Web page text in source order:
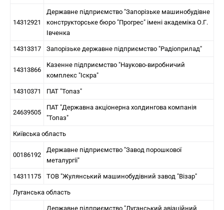
14312921
Державне підприємство "Запорізьке машинобудівне
конструкторське бюро "Прогрес" імені академіка О.Г.
Івченка
14313317 Запорізьке державне підприємство "Радіоприлад"
14313866
Казенне підприємство "Науково-виробничий
комплекс "Іскра"
14310371 ПАТ "Топаз"
24639505
ПАТ "Державна акціонерна холдингова компанія
"Топаз"
Київська область
00186192
Державне підприємство "Завод порошкової
металургії"
14311175 ТОВ "Жулянський машинобудівний завод "Візар"
Луганська область
Державне підприємство "Луганський авіаційний